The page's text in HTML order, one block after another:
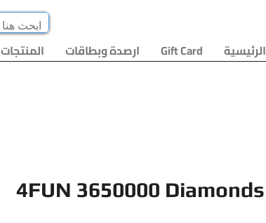
الرئيسية Gift Card ارصدة وبطاقات المنتجات
4FUN 3650000 Diamonds